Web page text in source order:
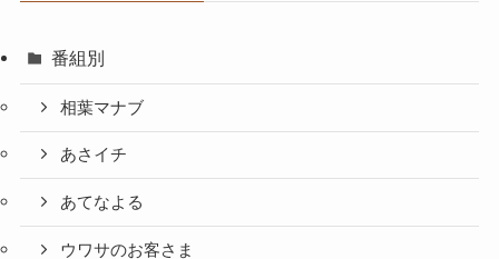
番組別
相葉マナブ
あさイチ
あてなよる
ウワサのお客さま